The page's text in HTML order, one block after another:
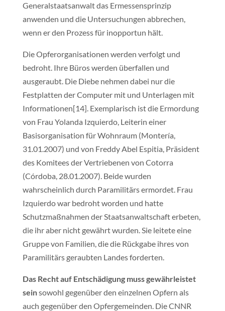
Generalstaatsanwalt das Ermessensprinzip
anwenden und die Untersuchungen abbrechen,
wenn er den Prozess für inopportun hält.
Die Opferorganisationen werden verfolgt und
bedroht. Ihre Büros werden überfallen und
ausgeraubt. Die Diebe nehmen dabei nur die
Festplatten der Computer mit und Unterlagen mit
Informationen[14]. Exemplarisch ist die Ermordung
von Frau Yolanda Izquierdo, Leiterin einer
Basisorganisation für Wohnraum (Montería,
31.01.2007) und von Freddy Abel Espitia, Präsident
des Komitees der Vertriebenen von Cotorra
(Córdoba, 28.01.2007). Beide wurden
wahrscheinlich durch Paramilitärs ermordet. Frau
Izquierdo war bedroht worden und hatte
Schutzmaßnahmen der Staatsanwaltschaft erbeten,
die ihr aber nicht gewährt wurden. Sie leitete eine
Gruppe von Familien, die die Rückgabe ihres von
Paramilitärs geraubten Landes forderten.
Das Recht auf Entschädigung muss gewährleistet
seinsowohl gegenüber den einzelnen Opfern als
auch gegenüber den Opfergemeinden. Die CNNR